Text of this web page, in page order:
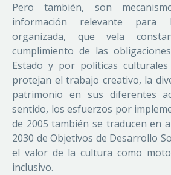
Pero también, son
información relevante para
organizada, que vela
cumplimiento de las
Estado y por políticas
protejan el trabajo creativo, la
patrimonio en sus diferentes
sentido, los esfuerzos por
de 2005 también se traducen en
2030 de Objetivos de Desarrollo
el valor de la cultura como
inclusivo.